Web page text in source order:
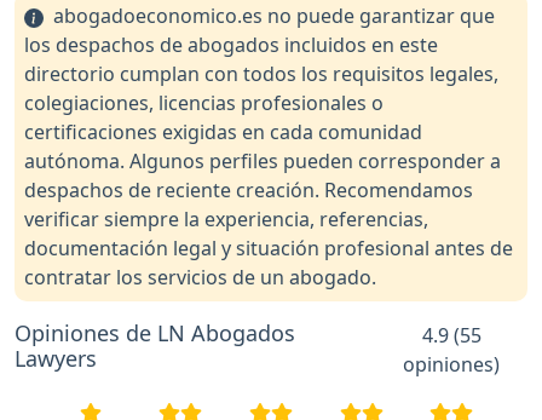
abogadoeconomico.es no puede garantizar que
los despachos de abogados incluidos en este
directorio cumplan con todos los requisitos legales,
colegiaciones, licencias profesionales o
certificaciones exigidas en cada comunidad
autónoma. Algunos perfiles pueden corresponder a
despachos de reciente creación. Recomendamos
verificar siempre la experiencia, referencias,
documentación legal y situación profesional antes de
contratar los servicios de un abogado.
Opiniones de LN Abogados
Lawyers
4.9 (55
opiniones)